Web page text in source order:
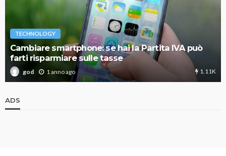
TECHNOLOGY
Cambiare smartphone: se hai la Partita IVA può
farti risparmiare sulle tasse
god 1 anno ago 1.11K
ADS